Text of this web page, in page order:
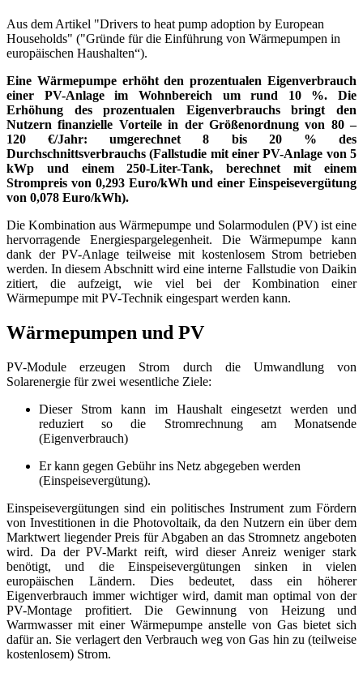
Aus dem Artikel "Drivers to heat pump adoption by European
Households" ("Gründe für die Einführung von Wärmepumpen in
europäischen Haushalten“).
Eine Wärmepumpe erhöht den prozentualen Eigenverbrauch
einer PV-Anlage im Wohnbereich um rund 10 %. Die
Erhöhung des prozentualen Eigenverbrauchs bringt den
Nutzern finanzielle Vorteile in der Größenordnung von 80 –
120 €/Jahr: umgerechnet 8 bis 20 % des
Durchschnittsverbrauchs (Fallstudie mit einer PV-Anlage von 5
kWp und einem 250-Liter-Tank, berechnet mit einem
Strompreis von 0,293 Euro/kWh und einer Einspeisevergütung
von 0,078 Euro/kWh).
Die Kombination aus Wärmepumpe und Solarmodulen (PV) ist eine
hervorragende Energiespargelegenheit. Die Wärmepumpe kann
dank der PV-Anlage teilweise mit kostenlosem Strom betrieben
werden. In diesem Abschnitt wird eine interne Fallstudie von Daikin
zitiert, die aufzeigt, wie viel bei der Kombination einer
Wärmepumpe mit PV-Technik eingespart werden kann.
Wärmepumpen und PV
PV-Module erzeugen Strom durch die Umwandlung von
Solarenergie für zwei wesentliche Ziele:
Dieser Strom kann im Haushalt eingesetzt werden und
reduziert so die Stromrechnung am Monatsende
(Eigenverbrauch)
Er kann gegen Gebühr ins Netz abgegeben werden
(Einspeisevergütung).
Einspeisevergütungen sind ein politisches Instrument zum Fördern
von Investitionen in die Photovoltaik, da den Nutzern ein über dem
Marktwert liegender Preis für Abgaben an das Stromnetz angeboten
wird. Da der PV-Markt reift, wird dieser Anreiz weniger stark
benötigt, und die Einspeisevergütungen sinken in vielen
europäischen Ländern. Dies bedeutet, dass ein höherer
Eigenverbrauch immer wichtiger wird, damit man optimal von der
PV-Montage profitiert. Die Gewinnung von Heizung und
Warmwasser mit einer Wärmepumpe anstelle von Gas bietet sich
dafür an. Sie verlagert den Verbrauch weg von Gas hin zu (teilweise
kostenlosem) Strom.